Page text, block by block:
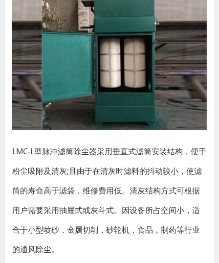
LMC-L型脉冲滤筒除尘器采用垂直式滤筒安装结构，便于
粉尘吸附及清灰;且由于在清灰时滤料的抖动较小，使滤
筒的寿命高于滤袋，维修费用低。清灰结构方式可根据
用户需要采用抽屉式或灰斗式。因设备所占空间小，适
合于小型喷砂，金属切削，砂轮机，食品，制药等行业
的通风除尘。